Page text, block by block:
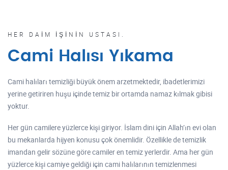
HER DAIM İŞININ USTASI.
Cami Halısı Yıkama
Cami halıları temizliği büyük önem arzetmektedir, ibadetlerimizi
yerine getiriren huşu içinde temiz bir ortamda namaz kılmak gibisi
yoktur.
Her gün camilere yüzlerce kişi giriyor. İslam dini için Allah’ın evi olan
bu mekanlarda hijyen konusu çok önemlidir. Özellikle de temizlik
imandan gelir sözüne göre camiler en temiz yerlerdir. Ama her gün
yüzlerce kişi camiye geldiği için cami halılarının temizlenmesi